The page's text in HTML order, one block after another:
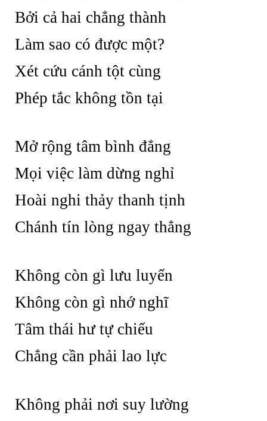
Bởi cả hai chẳng thành
Làm sao có được một?
Xét cứu cánh tột cùng
Phép tắc không tồn tại
Mở rộng tâm bình đẳng
Mọi việc làm dừng nghỉ
Hoài nghi thảy thanh tịnh
Chánh tín lòng ngay thẳng
Không còn gì lưu luyến
Không còn gì nhớ nghĩ
Tâm thái hư tự chiếu
Chẳng cần phải lao lực
Không phải nơi suy lường